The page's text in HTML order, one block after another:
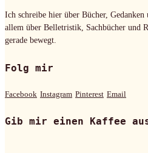
Ich schreibe hier über Bücher, Gedanken
allem über Belletristik, Sachbücher und
gerade bewegt.
Folg mir
Facebook Instagram Pinterest Email
Gib mir einen Kaffee